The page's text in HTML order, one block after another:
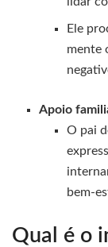
Ele
mente
Apoio
O pai
bem-
Qual é o